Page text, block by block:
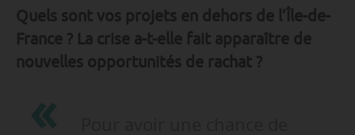
Quels sont vos projets en dehors de l’Île-de-
France ? La crise a-t-elle fait apparaître de
nouvelles opportunités de rachat ?